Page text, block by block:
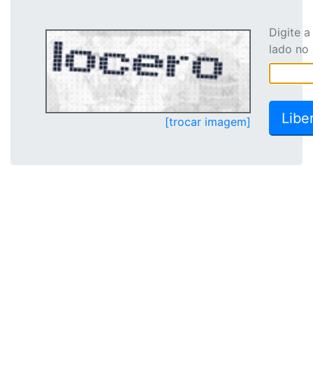
[trocar imagem]
Digite
lado no